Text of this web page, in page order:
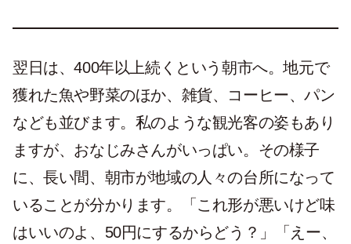
翌日は、400年以上続くという朝市へ。地元で
獲れた魚や野菜のほか、雑貨、コーヒー、パン
なども並びます。私のような観光客の姿もあり
ますが、おなじみさんがいっぱい。その様子
に、長い間、朝市が地域の人々の台所になって
いることが分かります。「これ形が悪いけど味
はいいのよ、50円にするからどう？」「えー、